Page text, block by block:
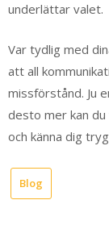
underlättar valet.
Var tydlig med
att all
missförstånd. Ju
desto mer kan
och känna dig
Blog